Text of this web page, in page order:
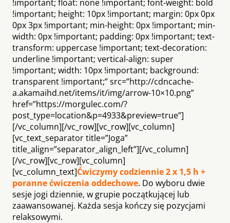
!important; float: none !important; font-weight: bold
!important; height: 10px !important; margin: 0px 0px
0px 3px !important; min-height: 0px !important; min-
width: 0px !important; padding: 0px !important; text-
transform: uppercase !important; text-decoration:
underline !important; vertical-align: super
!important; width: 10px !important; background:
transparent !important;” src=”http://cdncache-
a.akamaihd.net/items/it/img/arrow-10×10.png”
href=”https://morgulec.com/?
post_type=location&p=4933&preview=true”]
[/vc_column][/vc_row][vc_row][vc_column]
[vc_text_separator title=”Joga”
title_align=”separator_align_left”][/vc_column]
[/vc_row][vc_row][vc_column]
[vc_column_text]Ćwiczymy codziennie 2 x 1,5 h +
poranne ćwiczenia oddechowe. Do wyboru dwie
sesje jogi dziennie, w grupie początkującej lub
zaawansowanej. Każda sesja kończy się pozycjami
relaksowymi.